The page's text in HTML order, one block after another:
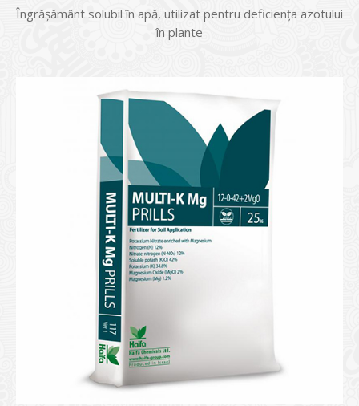
Îngrășământ solubil în apă, utilizat pentru deficiența azotului
în plante